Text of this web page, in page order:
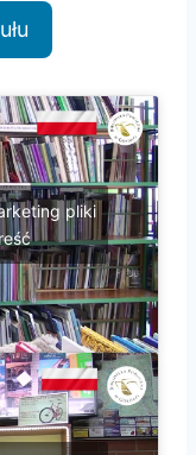
pliki